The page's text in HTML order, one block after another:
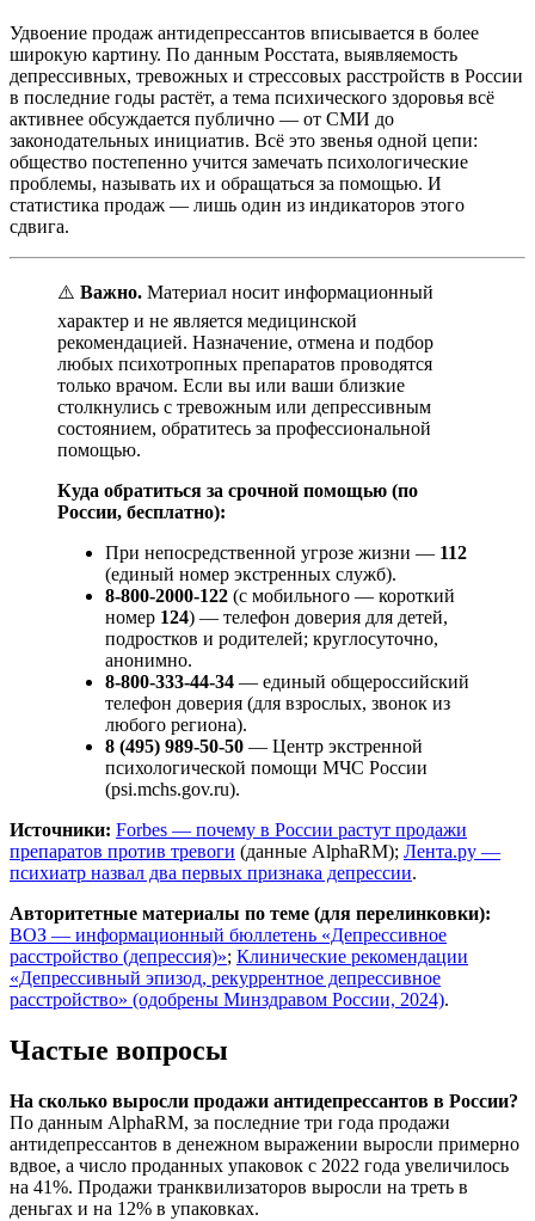
Удвоение продаж антидепрессантов вписывается в более
широкую картину. По данным Росстата, выявляемость
депрессивных, тревожных и стрессовых расстройств в России
в последние годы растёт, а тема психического здоровья всё
активнее обсуждается публично — от СМИ до
законодательных инициатив. Всё это звенья одной цепи:
общество постепенно учится замечать психологические
проблемы, называть их и обращаться за помощью. И
статистика продаж — лишь один из индикаторов этого
сдвига.
⚠️ Важно. Материал носит информационный
характер и не является медицинской
рекомендацией. Назначение, отмена и подбор
любых психотропных препаратов проводятся
только врачом. Если вы или ваши близкие
столкнулись с тревожным или депрессивным
состоянием, обратитесь за профессиональной
помощью.
Куда обратиться за срочной помощью (по
России, бесплатно):
При непосредственной угрозе жизни — 112
(единый номер экстренных служб).
8-800-2000-122 (с мобильного — короткий
номер 124) — телефон доверия для детей,
подростков и родителей; круглосуточно,
анонимно.
8-800-333-44-34 — единый общероссийский
телефон доверия (для взрослых, звонок из
любого региона).
8 (495) 989-50-50 — Центр экстренной
психологической помощи МЧС России
(psi.mchs.gov.ru).
Источники: Forbes — почему в России растут продажи
препаратов против тревоги (данные AlphaRM); Лента.ру —
психиатр назвал два первых признака депрессии.
Авторитетные материалы по теме (для перелинковки):
ВОЗ — информационный бюллетень «Депрессивное
расстройство (депрессия)»; Клинические рекомендации
«Депрессивный эпизод, рекуррентное депрессивное
расстройство» (одобрены Минздравом России, 2024).
Частые вопросы
На сколько выросли продажи антидепрессантов в России?
По данным AlphaRM, за последние три года продажи
антидепрессантов в денежном выражении выросли примерно
вдвое, а число проданных упаковок с 2022 года увеличилось
на 41%. Продажи транквилизаторов выросли на треть в
деньгах и на 12% в упаковках.